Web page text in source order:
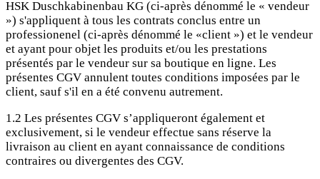
HSK Duschkabinenbau KG (ci-après dénommé le « vendeur
») s'appliquent à tous les contrats conclus entre un
professionenel (ci-après dénommé le «client ») et le vendeur
et ayant pour objet les produits et/ou les prestations
présentés par le vendeur sur sa boutique en ligne. Les
présentes CGV annulent toutes conditions imposées par le
client, sauf s'il en a été convenu autrement.
1.2 Les présentes CGV s’appliqueront également et
exclusivement, si le vendeur effectue sans réserve la
livraison au client en ayant connaissance de conditions
contraires ou divergentes des CGV.